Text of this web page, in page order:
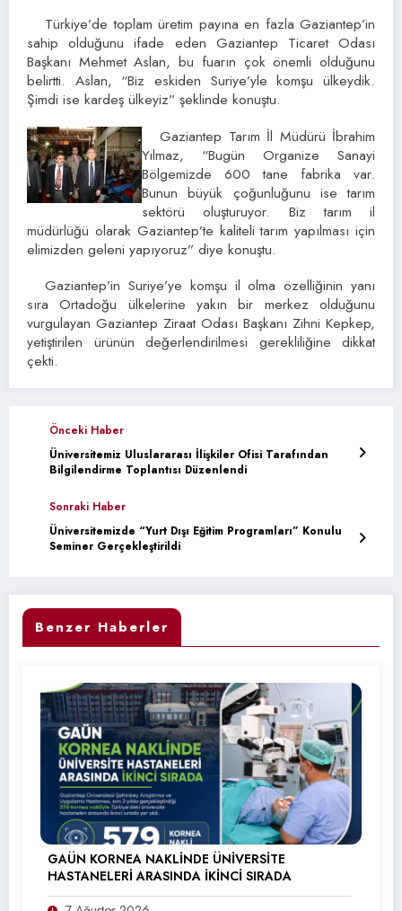
Türkiye’de toplam üretim payına en fazla Gaziantep’in
sahip olduğunu ifade eden Gaziantep Ticaret Odası
Başkanı Mehmet Aslan, bu fuarın çok önemli olduğunu
belirtti. Aslan, “Biz eskiden Suriye’yle komşu ülkeydik.
Şimdi ise kardeş ülkeyiz” şeklinde konuştu.
Gaziantep Tarım İl Müdürü İbrahim
Yılmaz, “Bugün Organize Sanayi
Bölgemizde 600 tane fabrika var.
Bunun büyük çoğunluğunu ise tarım
sektörü oluşturuyor. Biz tarım il
müdürlüğü olarak Gaziantep’te kaliteli tarım yapılması için
elimizden geleni yapıyoruz” diye konuştu.
Gaziantep’in Suriye’ye komşu il olma özelliğinin yanı
sıra Ortadoğu ülkelerine yakın bir merkez olduğunu
vurgulayan Gaziantep Ziraat Odası Başkanı Zihni Kepkep,
yetiştirilen ürünün değerlendirilmesi gerekliliğine dikkat
çekti.
Önceki Haber
Üniversitemiz Uluslararası İlişkiler Ofisi Tarafından
Bilgilendirme Toplantısı Düzenlendi
Sonraki Haber
Üniversitemizde “Yurt Dışı Eğitim Programları” Konulu
Seminer Gerçekleştirildi
Benzer Haberler
GAÜN KORNEA NAKLİNDE ÜNİVERSİTE
HASTANELERİ ARASINDA İKİNCİ SIRADA